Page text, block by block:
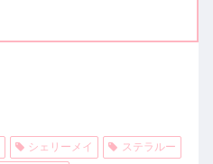
シェリーメイ
ステラルー